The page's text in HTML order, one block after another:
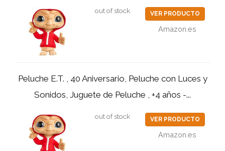
out of stock VER PRODUCTO
Amazon.es
Peluche E.T. , 40 Aniversario, Peluche con Luces y
Sonidos, Juguete de Peluche , +4 años -...
out of stock VER PRODUCTO
Amazon.es